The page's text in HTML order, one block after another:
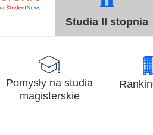
Studia II stopnia
Pomysły na studia
magisterskie